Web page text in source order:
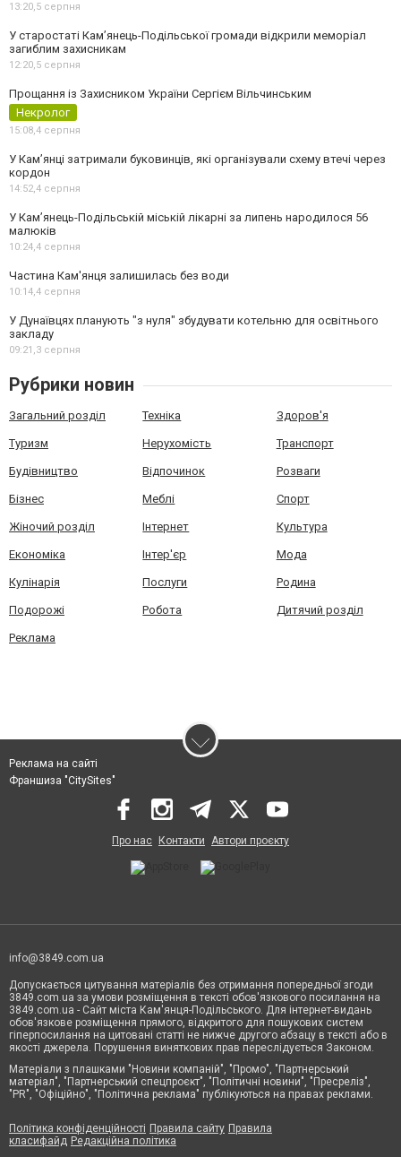
13:20,5 серпня
У старостаті Кам’янець-Подільської громади відкрили меморіал
загиблим захисникам
12:20,5 серпня
Прощання із Захисником України Сергієм Вільчинським
Некролог
15:08,4 серпня
У Кам’янці затримали буковинців, які організували схему втечі через
кордон
14:52,4 серпня
У Кам’янець-Подільській міській лікарні за липень народилося 56
малюків
10:24,4 серпня
Частина Кам'янця залишилась без води
10:14,4 серпня
У Дунаївцях планують "з нуля" збудувати котельню для освітнього
закладу
09:21,3 серпня
Рубрики новин
Загальний розділ Техніка Здоров'я
Туризм Нерухомість Транспорт
Будівництво Відпочинок Розваги
Бізнес Меблі Спорт
Жіночий розділ Інтернет Культура
Економіка Інтер'єр Мода
Кулінарія Послуги Родина
Подорожі Робота Дитячий розділ
Реклама
Реклама на сайті
Франшиза "CitySites"
Про нас Контакти Автори проєкту
info@3849.com.ua
Допускається цитування матеріалів без отримання попередньої згоди
3849.com.ua за умови розміщення в тексті обов'язкового посилання на
3849.com.ua - Сайт міста Кам'янця-Подільського. Для інтернет-видань
обов'язкове розміщення прямого, відкритого для пошукових систем
гіперпосилання на цитовані статті не нижче другого абзацу в тексті або в
якості джерела. Порушення виняткових прав переслідується Законом.
Матеріали з плашками "Новини компаній", "Промо", "Партнерський
матеріал", "Партнерський спецпроєкт", "Політичні новини", "Пресреліз",
"PR", "Офіційно", "Політична реклама" публікуються на правах реклами.
Політика конфіденційності Правила сайту Правила
класифайд Редакційна політика